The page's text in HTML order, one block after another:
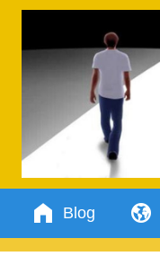
contenuto
Blog